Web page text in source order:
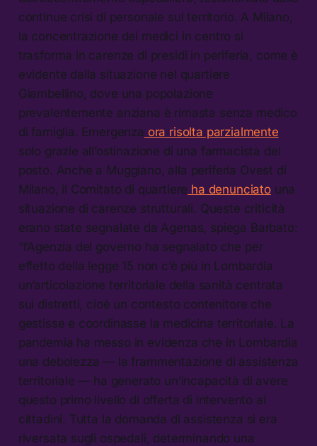
continue crisi di personale sul territorio. A Milano,
la concentrazione dei medici in centro si
trasforma in carenze di presidi in periferia, come è
evidente dalla situazione nel quartiere
Giambellino, dove una popolazione
prevalentemente anziana è rimasta senza medico
di famiglia. Emergenza ora risolta parzialmente
solo grazie all’ostinazione di una farmacista del
posto. Anche a Muggiano, alla periferia Ovest di
Milano, il Comitato di quartiere ha denunciatouna
situazione di carenze strutturali. Queste criticità
erano state segnalate da Agenas, spiega Barbato:
“l’Agenzia del governo ha segnalato che per
effetto della legge 15 non c’è più in Lombardia
un’articolazione territoriale della sanità centrata
sui distretti, cioè un contesto contenitore che
gestisse e coordinasse la medicina territoriale. La
pandemia ha messo in evidenza che in Lombardia
una debolezza — la frammentazione di assistenza
territoriale — ha generato un’incapacità di avere
questo primo livello di offerta di intervento ai
cittadini. Tutta la domanda di assistenza si era
riversata sugli ospedali, determinando una